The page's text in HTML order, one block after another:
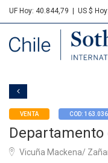
UF Hoy: 40.844,79 US $
Sotheby's
VENTA COD: 163.036
Departamento
Vicuña Mackena/